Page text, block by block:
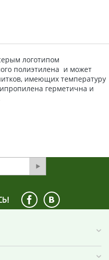
логотипом
полиэтилена и может
имеющих температуру
герметична и